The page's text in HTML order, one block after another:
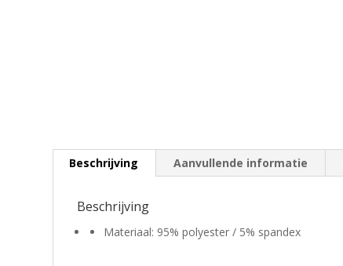
Beschrijving Aanvullende informatie
Beschrijving
Materiaal: 95% polyester / 5% spandex